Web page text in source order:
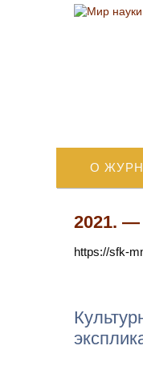
О
2021.
https://sfk-